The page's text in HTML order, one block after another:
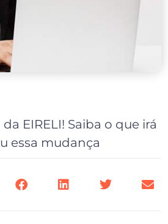
EIRELI! Saiba o que irá
essa mudança